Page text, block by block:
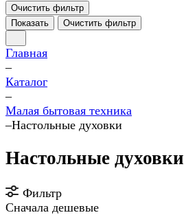
Очистить фильтр
Показать
Очистить фильтр
Главная
–
Каталог
–
Малая бытовая техника
–Настольные духовки
Настольные духовки
Фильтр
Сначала дешевые